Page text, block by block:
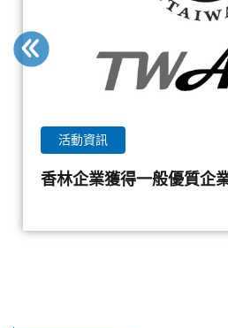
活動資訊
2026中國國際化妝品、
料展覽會（PCHi）